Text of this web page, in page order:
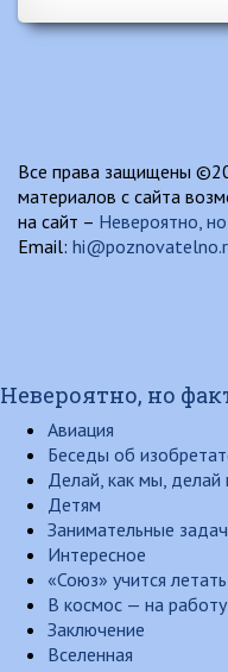
Все права защищены
материалов с сайта
на сайт – Невероятно,
Email:
Невероятно, но
Авиация
Беседы об
Делай, как мы, делай
Детям
Занимательные
Интересное
«Союз» учится летать
В космос — на
Заключение
Вселенная